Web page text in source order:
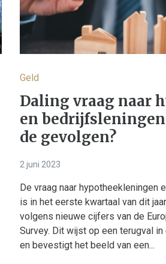
Geld
Daling vraag naar
en
de gevolgen?
2 juni 2023
De vraag naar hypotheekleningen
is in het eerste kwartaal van dit
volgens nieuwe cijfers van de
Survey. Dit wijst op een terugval
en bevestigt het beeld van een...